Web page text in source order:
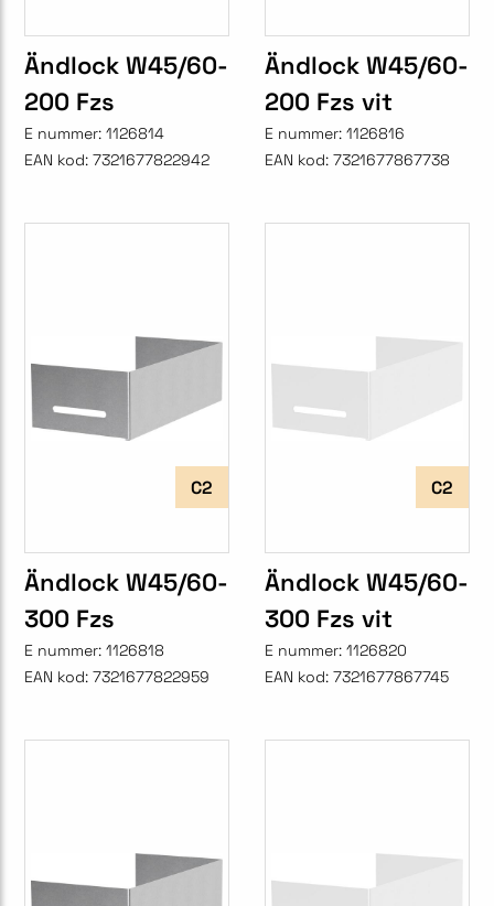
Ändlock W45/60-
200 Fzs
E nummer: 1126814
EAN kod: 7321677822942
Ändlock W45/60-
200 Fzs vit
E nummer: 1126816
EAN kod: 7321677867738
C2
Ändlock W45/60-
300 Fzs
E nummer: 1126818
EAN kod: 7321677822959
C2
Ändlock W45/60-
300 Fzs vit
E nummer: 1126820
EAN kod: 7321677867745